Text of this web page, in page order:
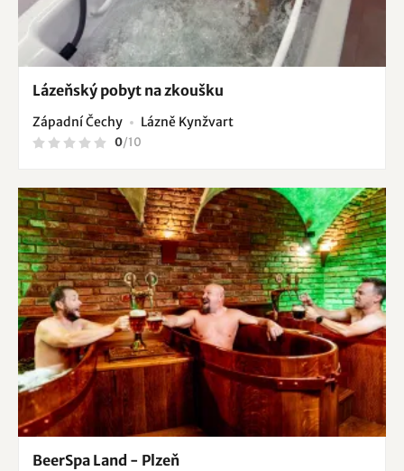
Lázeňský pobyt na zkoušku
Západní Čechy Lázně Kynžvart
0/10
BeerSpa Land - Plzeň